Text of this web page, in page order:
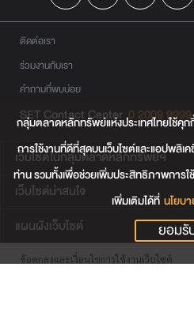
ติดต่อเรา
ร่วมงานกับเรา
คำถามที่พบบ่อย
SET Contact Center 0 2009 9999
เว็บไซต์ในกลุ่มตลาดหลักทรัพย์ฯ
เว็บไซต์น่าสนใจ
แผนผังเว็บไซต์
ข้อตกลงและเงื่อนไขการใช้งานเว็บไซต์
กลุ่มตลาดหลักทรัพย์แห่งประเทศไทยใช้คุ
การใช้งานที่ดีที่สุดบนเว็บไซต์และแอปพลิ
ท่าน รวมทั้งเพื่อช่วยเพิ่มประสิทธิภาพการ
เพิ่มเติมได้ที่ นโยบ
ยอมรั